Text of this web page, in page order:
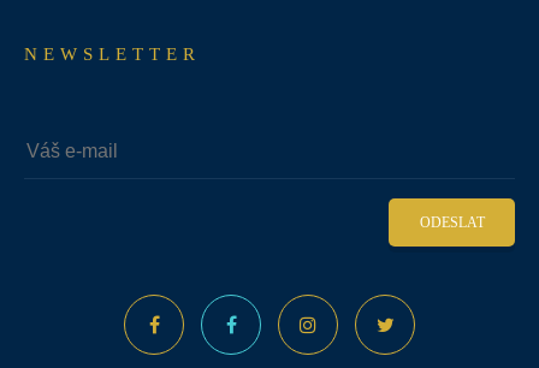
NEWSLETTER
ODESLAT